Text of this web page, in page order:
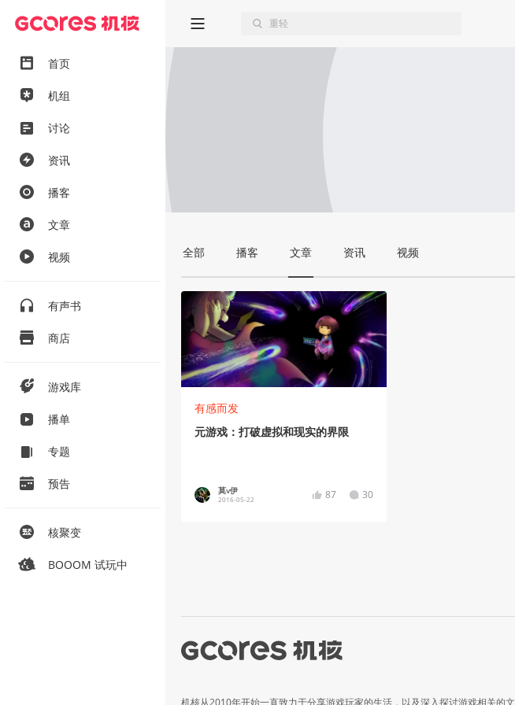
首页
机组
讨论
资讯
播客
文章
视频
有声书
商店
游戏库
播单
专题
预告
核聚变
BOOOM 试玩中
全部 播客 文章 资讯 视频
有感而发
元游戏：打破虚拟和现实的界限
莫v伊
2016-05-22 87 30
机核从2010年开始一直致力于分享游戏玩家的生活，以及深入探讨游戏相关的文